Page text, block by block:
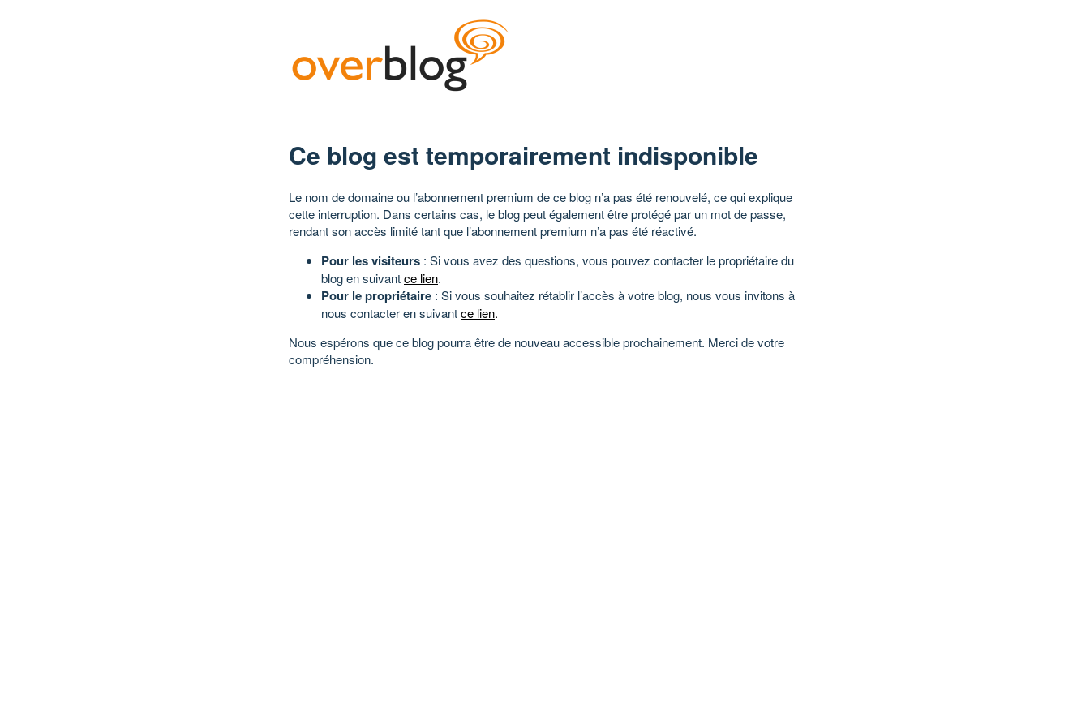
Ce blog est temporairement indisponible
Le nom de domaine ou l’abonnement premium de ce blog n’a pas été renouvelé, ce qui explique
cette interruption. Dans certains cas, le blog peut également être protégé par un mot de passe,
rendant son accès limité tant que l’abonnement premium n’a pas été réactivé.
Pour les visiteurs : Si vous avez des questions, vous pouvez contacter le propriétaire du
blog en suivantce lien.
Pour le propriétaire : Si vous souhaitez rétablir l’accès à votre blog, nous vous invitons à
nous contacter en suivantce lien.
Nous espérons que ce blog pourra être de nouveau accessible prochainement. Merci de votre
compréhension.